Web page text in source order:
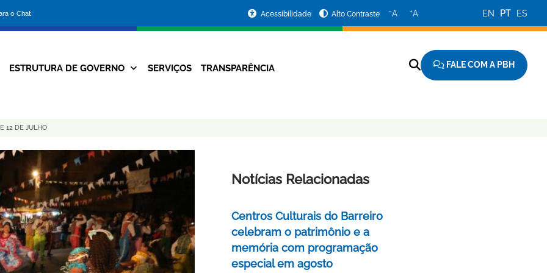
o Chat
da
Prefeitura
Acessibilidade Alto Contraste −A +A EN PT ES
Navegação
ESTRUTURA DE GOVERNO SERVIÇOS TRANSPARÊNCIA FALE COM A PBH
12 DE JULHO
Notícias Relacionadas
Centros Culturais do Barreiro
celebram o patrimônio e a
memória com programação
especial em agosto